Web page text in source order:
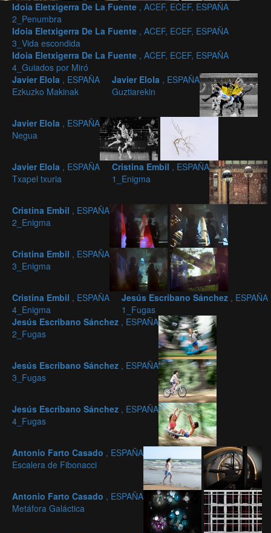
Idoia Eletxigerra De La Fuente , ACEF, ECEF, ESPAÑA
2_Penumbra
Idoia Eletxigerra De La Fuente , ACEF, ECEF, ESPAÑA
3_Vida escondida
Idoia Eletxigerra De La Fuente , ACEF, ECEF, ESPAÑA
4_Guiados por Miró
Javier Elola , ESPAÑA
Ezkuzko Makinak
Javier Elola , ESPAÑA
Guztiarekin
Javier Elola , ESPAÑA
Negua
Javier Elola , ESPAÑA
Txapel txuria
Cristina Embil , ESPAÑA
1_Enigma
Cristina Embil , ESPAÑA
2_Enigma
Cristina Embil , ESPAÑA
3_Enigma
Cristina Embil , ESPAÑA
4_Enigma
Jesús Escribano Sánchez , ESPAÑA
1_Fugas
Jesús Escribano Sánchez , ESPAÑA
2_Fugas
Jesús Escribano Sánchez , ESPAÑA
3_Fugas
Jesús Escribano Sánchez , ESPAÑA
4_Fugas
Antonio Farto Casado , ESPAÑA
Escalera de Fibonacci
Antonio Farto Casado , ESPAÑA
Metáfora Galáctica